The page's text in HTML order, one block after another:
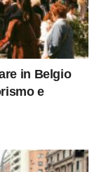
in Belgio
e